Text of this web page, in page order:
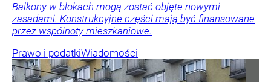
Balkony w blokach mogą zostać objęte nowymi
zasadami. Konstrukcyjne części mają być finansowane
przez wspólnoty mieszkaniowe.
Prawo i podatkiWiadomości